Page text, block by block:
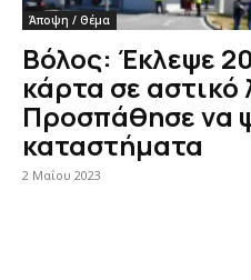
Άποψη / Θέμα
Βόλος: Έκλεψε
κάρτα σε αστικό
Προσπάθησε να
καταστήματα
2 Μαΐου 2023